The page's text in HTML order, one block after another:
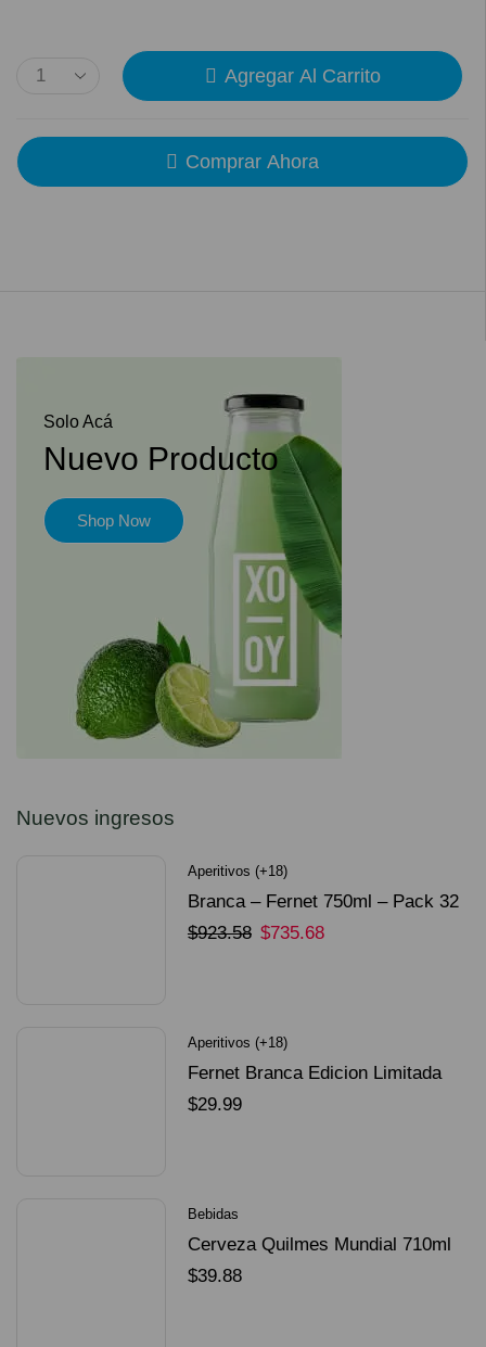
Agregar Al Carrito
Comprar Ahora
Solo Acá
Nuevo Producto
Shop Now
Nuevos ingresos
Aperitivos (+18)
Branca – Fernet 750ml – Pack 32
Unidades
$923.58 $735.68
Aperitivos (+18)
Fernet Branca Edicion Limitada
Dorado Mundial
$29.99
Bebidas
Cerveza Quilmes Mundial 710ml
packX4
$39.88